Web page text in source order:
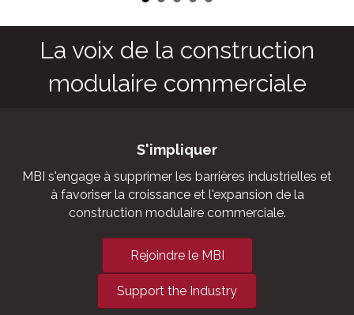
La voix de la construction
modulaire commerciale
S'impliquer
MBI s'engage à supprimer les barrières industrielles et
à favoriser la croissance et l'expansion de la
construction modulaire commerciale.
Rejoindre le MBI
Support the Industry